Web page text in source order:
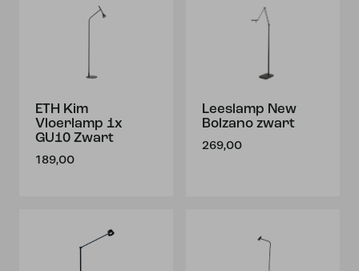
ETH Kim
Vloerlamp 1x
GU10 Zwart
189,00
Leeslamp New
Bolzano zwart
269,00